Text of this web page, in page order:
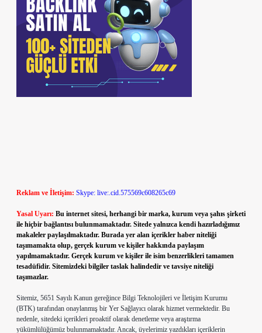
Reklam ve İletişim: Skype: live:.cid.575569c608265c69
Yasal Uyarı: Bu internet sitesi, herhangi bir marka, kurum veya şahıs şirketi
ile hiçbir bağlantısı bulunmamaktadır. Sitede yalnızca kendi hazırladığımız
makaleler paylaşılmaktadır. Burada yer alan içerikler haber niteliği
taşımamakta olup, gerçek kurum ve kişiler hakkında paylaşım
yapılmamaktadır. Gerçek kurum ve kişiler ile isim benzerlikleri tamamen
tesadüfidir. Sitemizdeki bilgiler taslak halindedir ve tavsiye niteliği
taşımazlar.
Sitemiz, 5651 Sayılı Kanun gereğince Bilgi Teknolojileri ve İletişim Kurumu
(BTK) tarafından onaylanmış bir Yer Sağlayıcı olarak hizmet vermektedir. Bu
nedenle, sitedeki içerikleri proaktif olarak denetleme veya araştırma
yükümlülüğümüz bulunmamaktadır. Ancak, üyelerimiz yazdıkları içeriklerin